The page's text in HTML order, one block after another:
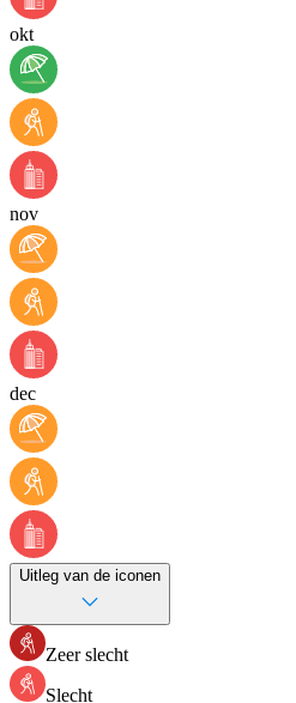
okt
nov
dec
Uitleg van de iconen
Zeer slecht
Slecht